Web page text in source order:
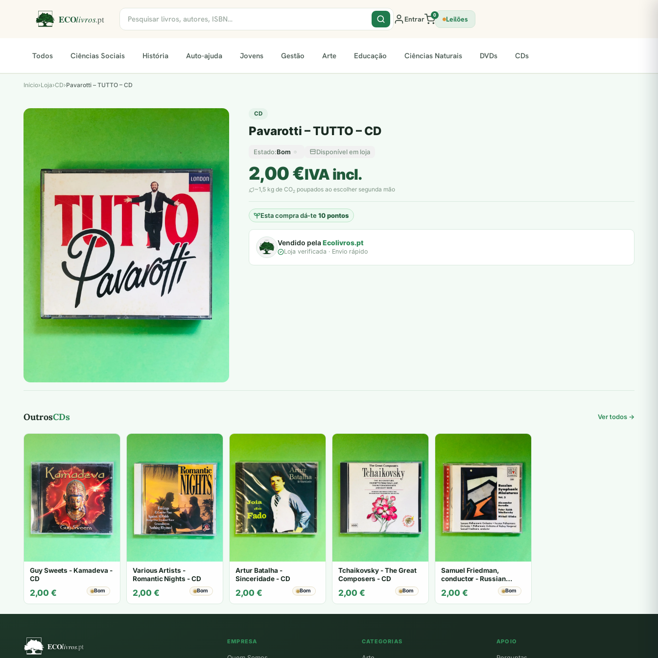
Entrar 0 Leilões
Todos Ciências Sociais História Auto-ajuda Jovens Gestão Arte Educação Ciências Naturais DVDs CDs
Início›Loja›CD›Pavarotti – TUTTO – CD
CD
Pavarotti – TUTTO – CD
Estado:Bom Disponível em loja
2,00€IVA incl.
~1,5 kg de CO2 poupados ao escolher segunda mão
Esta compra dá-te10 pontos
plantar árvores reais
Vendido pelaEcolivros.pt
Loja verificada · Envio rápido
OutrosCDs Ver todos →
Guy Sweets - Kamadeva -
CD
2,00 € Bom
Various Artists -
Romantic Nights - CD
2,00 € Bom
Artur Batalha -
Sinceridade - CD
2,00 € Bom
Tchaikovsky - The Great
Composers - CD
2,00 € Bom
Samuel Friedman,
conductor - Russian
Symphonic Miniatures
Vol. 2 - CD
2,00 € Bom
EMPRESA CATEGORIAS APOIO